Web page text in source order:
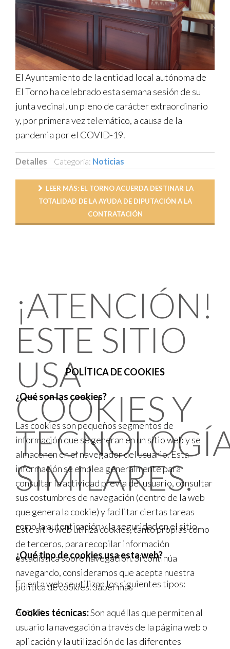
El Ayuntamiento de la entidad local autónoma de
El Torno ha celebrado esta semana sesión de su
junta vecinal, un pleno de carácter extraordinario
y, por primera vez telemático, a causa de la
pandemia por el COVID-19.
Detalles Categoría: Noticias
Publicado: 05 Junio 2020
LEER MÁS: EL TORNO ACUERDA DESTINAR LA
TOTALIDAD DE LA AYUDA DE DIPUTACIÓN A LA
CONTRATACIÓN
¡ATENCIÓN!
ESTE SITIO
USA
COOKIES Y
SIMILARES.
Este sitio web utiliza cookies, tanto propias como
de terceros, para recopilar información
estadística sobre navegación. Si continúa
navegando, consideramos que acepta nuestra
política de cookies.Saber más
Acepto
POLÍTICA DE COOKIES
¿Qué son las cookies?
Las cookies son pequeños segmentos de
información que se generan en un sitio web y se
almacenen en el navegador del usuario. Esta
información se emplea generalmente para
consultar la actividad previa del usuario, consultar
sus costumbres de navegación (dentro de la web
que genera la cookie) y facilitar ciertas tareas
como la autenticación y la seguridad en el sitio.
¿Qué tipo de cookies usa esta web?
En esta web se utilizan los siguientes tipos:
Cookies técnicas:Son aquéllas que permiten al
usuario la navegación a través de la página web o
aplicación y la utilización de las diferentes